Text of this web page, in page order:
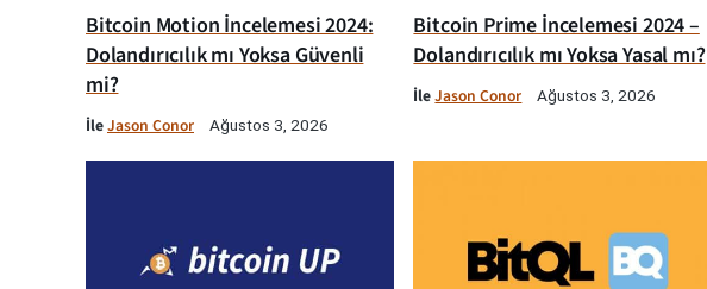
Bitcoin Motion İncelemesi 2024:
Dolandırıcılık mı Yoksa Güvenli
mi?
İleJason Conor Ağustos 3, 2026
Bitcoin Prime İncelemesi 2024 –
Dolandırıcılık mı Yoksa Yasal mı?
İleJason Conor Ağustos 3, 2026